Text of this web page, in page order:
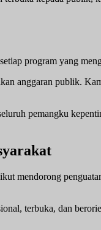
program yang
anggaran publik.
pemangku
mendorong
terbuka, dan